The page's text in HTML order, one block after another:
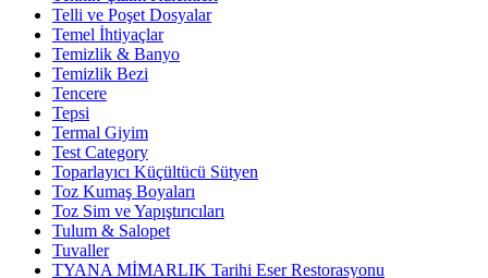
Telli ve Poşet Dosyalar
Temel İhtiyaçlar
Temizlik & Banyo
Temizlik Bezi
Tencere
Tepsi
Termal Giyim
Test Category
Toparlayıcı Küçültücü Sütyen
Toz Kumaş Boyaları
Toz Sim ve Yapıştırıcıları
Tulum & Salopet
Tuvaller
TYANA MİMARLIK Tarihi Eser Restorasyonu